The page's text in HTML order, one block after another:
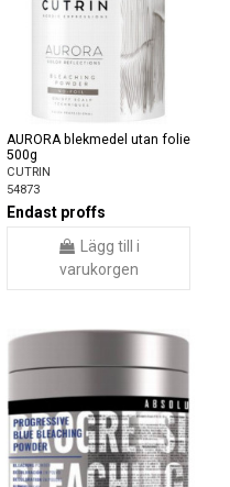
AURORA blekmedel utan folie
500g
CUTRIN
54873
Endast proffs
Lägg till i
varukorgen